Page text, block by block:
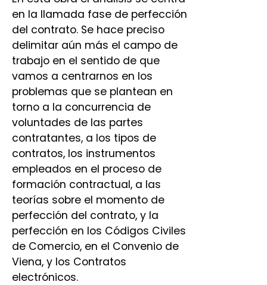
en la llamada fase de perfección
del contrato. Se hace preciso
delimitar aún más el campo de
trabajo en el sentido de que
vamos a centrarnos en los
problemas que se plantean en
torno a la concurrencia de
voluntades de las partes
contratantes, a los tipos de
contratos, los instrumentos
empleados en el proceso de
formación contractual, a las
teorías sobre el momento de
perfección del contrato, y la
perfección en los Códigos Civiles
de Comercio, en el Convenio de
Viena, y los Contratos
electrónicos.